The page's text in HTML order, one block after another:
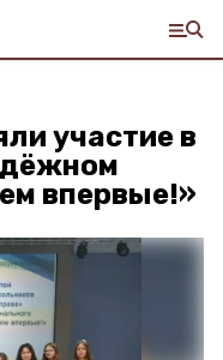
участие в
впервые!»